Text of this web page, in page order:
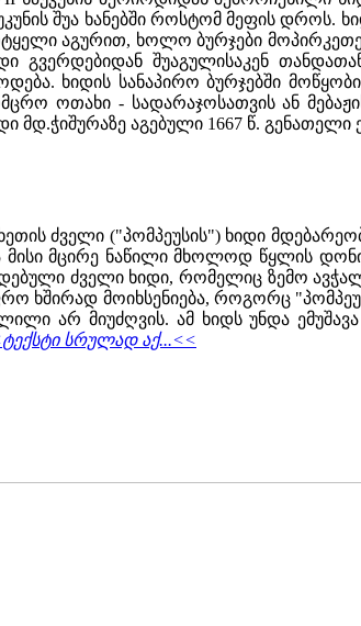
შუა ხანებში როსტომ მეფის დროს.
აგურით, ხოლო ბურჯები
გვერდებიდან შუაგულისაკენ
ხიდის სანაპირო ბურჯებში
ოთახი - სადარაჯოსათვის ან
მდ.ჭიშურაზე აგებული 1667 წ.
ძველი ("პომპეუსის") ხიდი
მისი მცირე ნაწილი მხოლოდ წყლის
ძველი ხიდი, რომელიც ზემო
ხშირად მოიხსენიება, როგორც
არ მიუძღვის. ამ ხიდს უნდა
სრულად აქ...<<